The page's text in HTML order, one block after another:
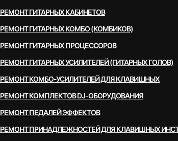
РЕМОНТ ГИТАРНЫХ КАБИНЕТОВ
РЕМОНТ ГИТАРНЫХ КОМБО (КОМБИКОВ)
РЕМОНТ ГИТАРНЫХ ПРОЦЕССОРОВ
РЕМОНТ ГИТАРНЫХ УСИЛИТЕЛЕЙ (ГИТАРНЫХ ГОЛОВ)
РЕМОНТ КОМБО-УСИЛИТЕЛЕЙ ДЛЯ КЛАВИШНЫХ
РЕМОНТ КОМПЛЕКТОВ DJ-ОБОРУДОВАНИЯ
РЕМОНТ ПЕДАЛЕЙ ЭФФЕКТОВ
РЕМОНТ ПРИНАДЛЕЖНОСТЕЙ ДЛЯ КЛАВИШНЫХ